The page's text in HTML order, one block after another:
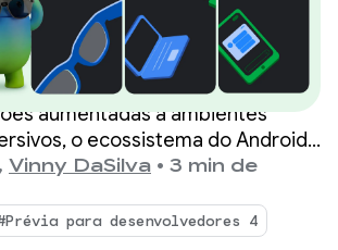
no Android
ao
e
do
aumentadas a ambientes
o ecossistema do Android
rapidamente, com o
XR já disponível.
, Vinny DaSilva • 3 min de
para desenvolvedores 4